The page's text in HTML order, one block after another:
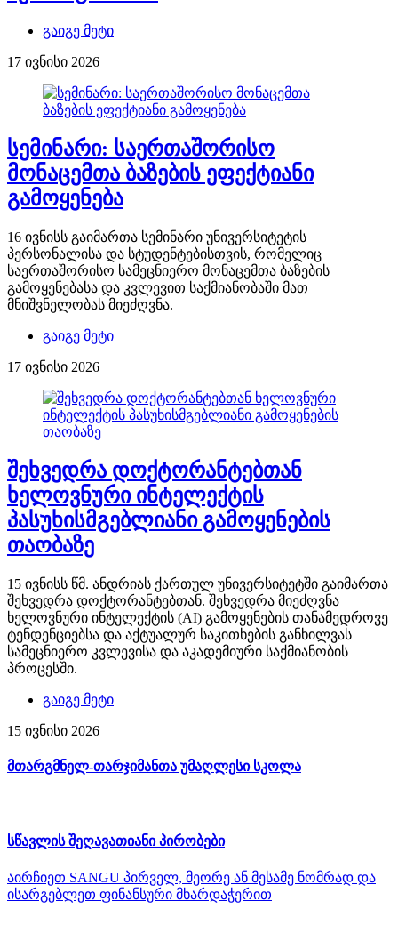
გაიგე მეტი
17 ივნისი 2026
სემინარი: საერთაშორისო
მონაცემთა ბაზების ეფექტიანი
გამოყენება
16 ივნისს გაიმართა სემინარი უნივერსიტეტის
პერსონალისა და სტუდენტებისთვის, რომელიც
საერთაშორისო სამეცნიერო მონაცემთა ბაზების
გამოყენებასა და კვლევით საქმიანობაში მათ
მნიშვნელობას მიეძღვნა.
გაიგე მეტი
17 ივნისი 2026
შეხვედრა დოქტორანტებთან
ხელოვნური ინტელექტის
პასუხისმგებლიანი გამოყენების
თაობაზე
15 ივნისს წმ. ანდრიას ქართულ უნივერსიტეტში გაიმართა
შეხვედრა დოქტორანტებთან. შეხვედრა მიეძღვნა
ხელოვნური ინტელექტის (AI) გამოყენების თანამედროვე
ტენდენციებსა და აქტუალურ საკითხების განხილვას
სამეცნიერო კვლევისა და აკადემიური საქმიანობის
პროცესში.
გაიგე მეტი
15 ივნისი 2026
მთარგმნელ-თარჯიმანთა უმაღლესი სკოლა
სწავლის შეღავათიანი პირობები
აირჩიეთ SANGU პირველ, მეორე ან მესამე ნომრად და
ისარგებლეთ ფინანსური მხარდაჭერით